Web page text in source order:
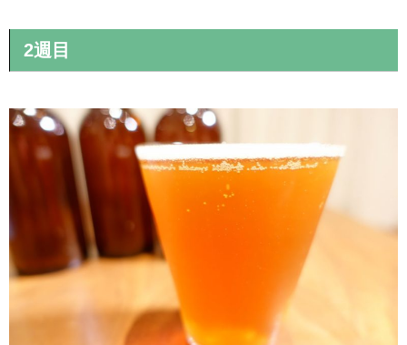
2週目